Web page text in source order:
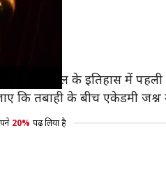
गई।
96 साल के इतिहास में पहली
कि तबाही के बीच एकेडमी जश्न
20% पढ़ लिया है